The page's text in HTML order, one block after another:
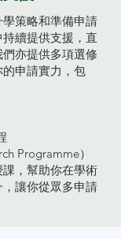
策略和準備申請
續提供支援，直
亦提供多項選修
申請實力，包
Programme）
，幫助你在學術
讓你從眾多申請